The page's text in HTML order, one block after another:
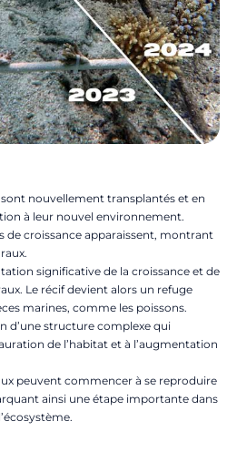
sont nouvellement transplantés et en
à leur nouvel environnement.
de croissance apparaissent, montrant
significative de la croissance et de
Le récif devient alors un refuge
marines, comme les poissons.
d’une structure complexe qui
de l’habitat et à l’augmentation
peuvent commencer à se reproduire
ainsi une étape importante dans